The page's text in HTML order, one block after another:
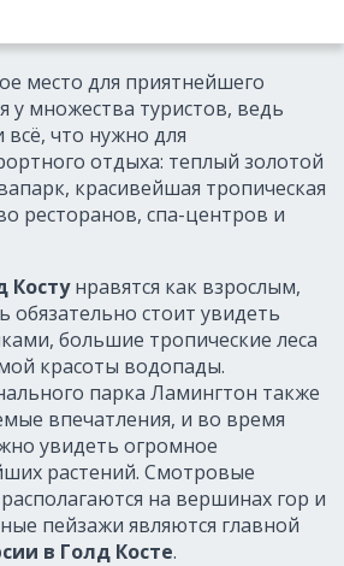
место для приятнейшего
у множества туристов, ведь
что нужно для
отдыха: теплый золотой
красивейшая тропическая
ресторанов, спа-центров и
Костунравятся как взрослым,
обязательно стоит увидеть
большие тропические леса
красоты водопады.
парка Ламингтон также
впечатления, и во время
увидеть огромное
растений. Смотровые
на вершинах гор и
пейзажи являются главной
в Голд Косте.